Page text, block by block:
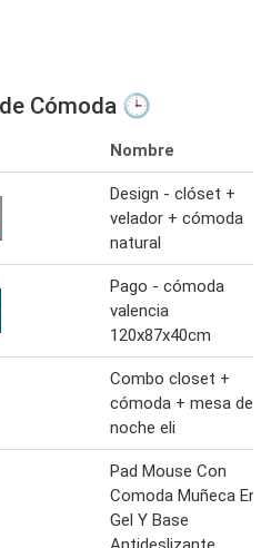
Cómoda 🕒
Nombre
Design - clóset +
velador + cómoda
natural
Pago - cómoda
valencia
120x87x40cm
Combo closet +
cómoda + mesa de
noche eli
Pad Mouse Con
Comoda Muñeca En
Gel Y Base